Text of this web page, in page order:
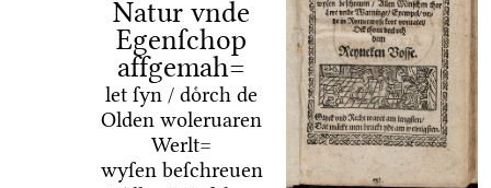
Natur vnde
Egenſchop
affgemah=
let ſyn / doͤrch de
Olden woleruaren
Werlt=
wyſen beſchreuen